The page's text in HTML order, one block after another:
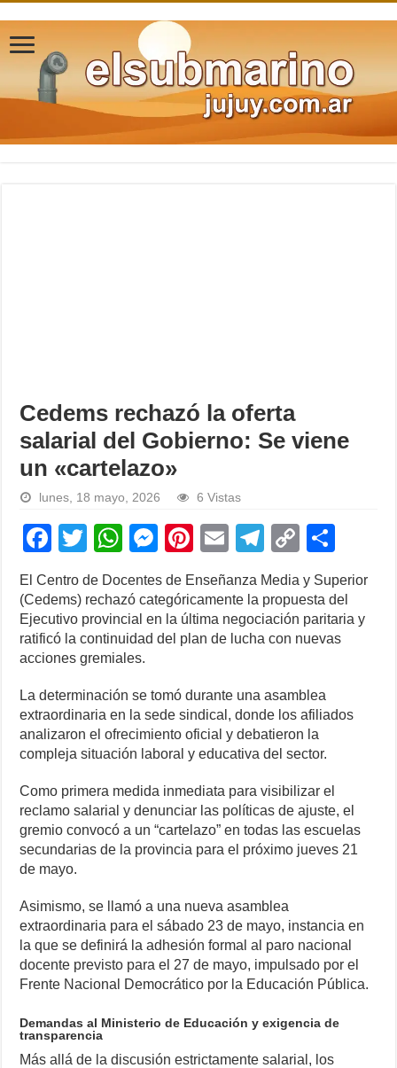
Cedems rechazó la oferta
salarial del Gobierno: Se viene
un «cartelazo»
lunes, 18 mayo, 2026 6 Vistas
F
c
e
b
o
k
T
wi
tt
er
W
at
s
A
p
M
e
ss
e
n
er
Pi
nt
er
e
st
E
ail
T
el
e
gr
a
C
o
p
y
Li
k
ar
e
El Centro de Docentes de Enseñanza Media y Superior
(Cedems) rechazó categóricamente la propuesta del
Ejecutivo provincial en la última negociación paritaria y
ratificó la continuidad del plan de lucha con nuevas
acciones gremiales.
La determinación se tomó durante una asamblea
extraordinaria en la sede sindical, donde los afiliados
analizaron el ofrecimiento oficial y debatieron la
compleja situación laboral y educativa del sector.
Como primera medida inmediata para visibilizar el
reclamo salarial y denunciar las políticas de ajuste, el
gremio convocó a un “cartelazo” en todas las escuelas
secundarias de la provincia para el próximo jueves 21
de mayo.
Asimismo, se llamó a una nueva asamblea
extraordinaria para el sábado 23 de mayo, instancia en
la que se definirá la adhesión formal al paro nacional
docente previsto para el 27 de mayo, impulsado por el
Frente Nacional Democrático por la Educación Pública.
Demandas al Ministerio de Educación y exigencia de
transparencia
Más allá de la discusión estrictamente salarial, los